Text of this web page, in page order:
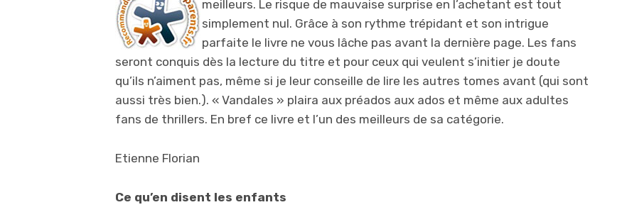
meilleurs. Le risque de mauvaise surprise en l’achetant est tout
simplement nul. Grâce à son rythme trépidant et son intrigue
parfaite le livre ne vous lâche pas avant la dernière page. Les fans
seront conquis dès la lecture du titre et pour ceux qui veulent s’initier je doute
qu’ils n’aiment pas, même si je leur conseille de lire les autres tomes avant (qui sont
aussi très bien.). « Vandales » plaira aux préados aux ados et même aux adultes
fans de thrillers. En bref ce livre et l’un des meilleurs de sa catégorie.
Etienne Florian
Ce qu’en disent les enfants